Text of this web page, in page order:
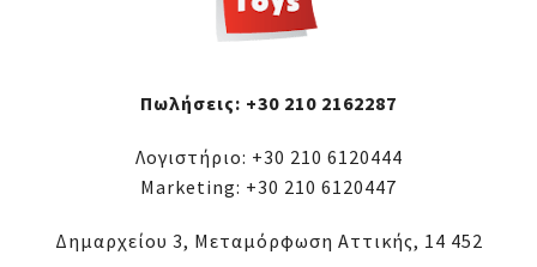
Πωλήσεις: +30 210 2162287
Λογιστήριο: +30 210 6120444
Marketing: +30 210 6120447
Δημαρχείου 3, Μεταμόρφωση Αττικής, 14 452